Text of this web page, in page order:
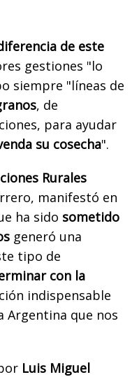
de este
gestiones "lo
siempre "líneas de
, de
para ayudar
su cosecha".
Rurales
manifestó en
ha sido sometido
generó una
tipo de
con la
indispensable
Argentina que nos
Luis Miguel